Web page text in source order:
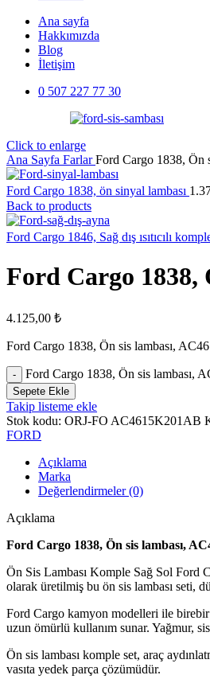
Ana sayfa
Hakkımızda
Blog
İletişim
0 507 227 77 30
Click to enlarge
Ana Sayfa FarlarFord Cargo 1838, Ön
Ford Cargo 1838, ön sinyal lambası
Back to products
Ford Cargo 1846, Sağ dış ısıtıcılı
Ford Cargo 1838,
4.125,00 ₺
Ford Cargo 1838, Ön sis lambası,
Ford Cargo 1838, Ön sis lambası,
Sepete Ekle
Takip listeme ekle
Stok kodu: ORJ-FO AC4615K201AB
FORD
Açıklama
Marka
Değerlendirmeler (0)
Açıklama
Ford Cargo 1838, Ön sis lambası,
Ön Sis Lambası Komple Sağ Sol Ford
olarak üretilmiş bu ön sis lambası seti,
Ford Cargo kamyon modelleri ile birebir
uzun ömürlü kullanım sunar. Yağmur,
Ön sis lambası komple set, araç
vasıta yedek parça çözümüdür.